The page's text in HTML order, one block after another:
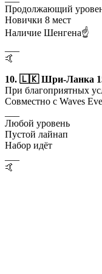
Продолжающий
Новички 8 мест
Наличие Шенгена☝️
🤙
10. 🇱🇰 Шри-Ланка
При благоприятных
Совместно с Waves
Любой уровень
Пустой лайнап
Набор идёт
🤙